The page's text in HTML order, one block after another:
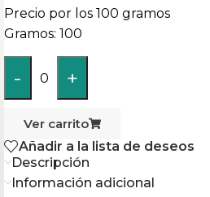
Precio por los 100 gramos
100
- 0 +
Ver carrito
Añadir a la lista de deseos
Descripción
Información adicional